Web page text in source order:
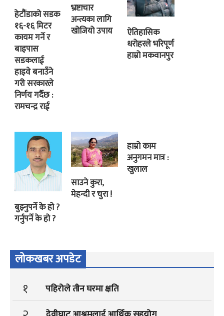
हेटौंडाको सडक
१६-१६ मिटर
कायम गर्ने र
बाइपास
सडकलाई
हाइवे बनाउँने
गरी सरकारले
निर्णय गर्दैछ :
रामचन्द्र राई
भ्रष्टाचार
अन्त्यका लागि
खोजियो उपाय
ऐतिहासिक
धरोहरले भरिपूर्ण
हाम्रो मकवानपुर
बुझ्नुपर्ने के हो ?
गर्नुपर्ने के हो ?
साउने कुरा,
मेहन्दी र चुरा !
हाम्रो काम
अनुगमन मात्र :
खुलाल
लोकखबर अपडेट
१ पहिरोले तीन घरमा क्षति